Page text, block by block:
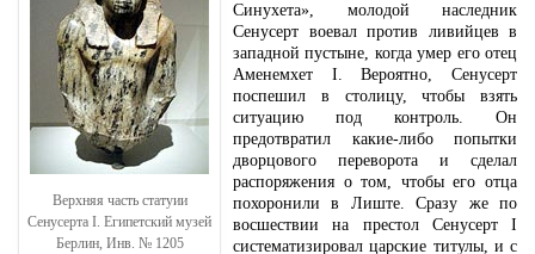
Верхняя часть статуии
Сенусерта I. Египетский музей
Берлин, Инв. № 1205
Синухета», молодой наследник
Сенусерт воевал против ливийцев в
западной пустыне, когда умер его отец
Аменемхет I. Вероятно, Сенусерт
поспешил в столицу, чтобы взять
ситуацию под контроль. Он
предотвратил какие-либо попытки
дворцового переворота и сделал
распоряжения о том, чтобы его отца
похоронили в Лиште. Сразу же по
восшествии на престол Сенусерт I
систематизировал царские титулы, и с